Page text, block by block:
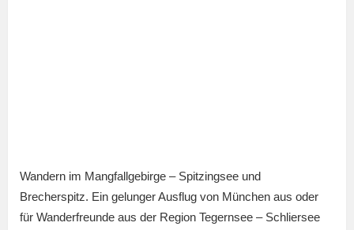
Wandern im Mangfallgebirge – Spitzingsee und
Brecherspitz. Ein gelunger Ausflug von München aus oder
für Wanderfreunde aus der Region Tegernsee – Schliersee